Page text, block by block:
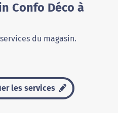
Confo Déco à
du magasin.
les services